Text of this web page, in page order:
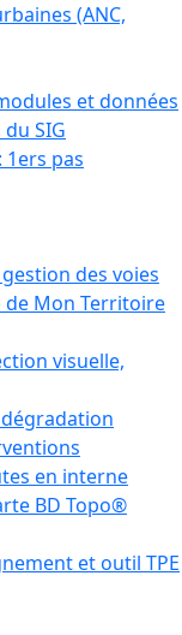
(ANC,
et données
SIG
pas
des voies
de Mon Territoire
visuelle,
dégradation
en interne
BD Topo®
et outil TPE